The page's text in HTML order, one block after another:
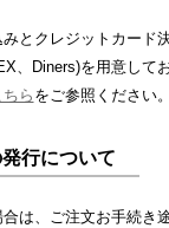
とクレジットカード
、Diners)を用意してお
ちらをご参照ください。
行について
合は、ご注文お手続き